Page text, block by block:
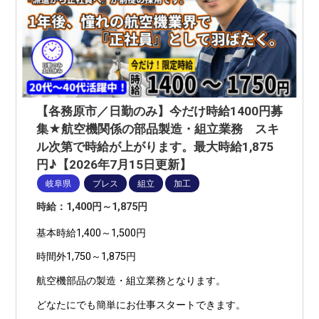
【各務原市／日勤のみ】今だけ時給1400円募
集★航空機関係の部品製造・組立業務 スキ
ル次第で時給が上がります。最大時給1,875
円♪【2026年7月15日更新】
岐阜県 プレス 組立 加工
時給：1,400円～1,875円
基本時給1,400～1,500円
時間外1,750～1,875円
航空機部品の製造・組立業務となります。
どなたにでも簡単にお仕事スタートできます。